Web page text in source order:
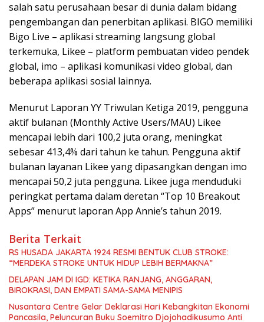
salah satu perusahaan besar di dunia dalam bidang
pengembangan dan penerbitan aplikasi. BIGO memiliki
Bigo Live – aplikasi streaming langsung global
terkemuka, Likee – platform pembuatan video pendek
global, imo – aplikasi komunikasi video global, dan
beberapa aplikasi sosial lainnya.
Menurut Laporan YY Triwulan Ketiga 2019, pengguna
aktif bulanan (Monthly Active Users/MAU) Likee
mencapai lebih dari 100,2 juta orang, meningkat
sebesar 413,4% dari tahun ke tahun. Pengguna aktif
bulanan layanan Likee yang dipasangkan dengan imo
mencapai 50,2 juta pengguna. Likee juga menduduki
peringkat pertama dalam deretan “Top 10 Breakout
Apps” menurut laporan App Annie’s tahun 2019.
Berita Terkait
RS HUSADA JAKARTA 1924 RESMI BENTUK CLUB STROKE:
“MERDEKA STROKE UNTUK HIDUP LEBIH BERMAKNA”
DELAPAN JAM DI IGD: KETIKA RANJANG, ANGGARAN,
BIROKRASI, DAN EMPATI SAMA-SAMA MENIPIS
Nusantara Centre Gelar Deklarasi Hari Kebangkitan Ekonomi
Pancasila, Peluncuran Buku Soemitro Djojohadikusumo Anti